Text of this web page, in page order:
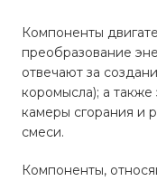
Компоненты
преобразование
отвечают за
коромысла); а
камеры сгорания и
смеси.
Компоненты,